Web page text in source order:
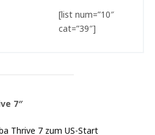
[list num=”10″
cat=”39″]
7″
Thrive 7 zum US-Start